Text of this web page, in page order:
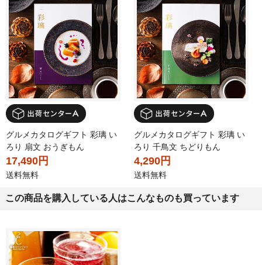
グルメカタログギフト 彩璃 い
ろり 扇文 おうぎもん
17,490円
送料無料
グルメカタログギフト 彩璃 い
ろり 千鳥文 ちどりもん
4,290円
送料無料
この商品を購入している人はこんなものも買っています